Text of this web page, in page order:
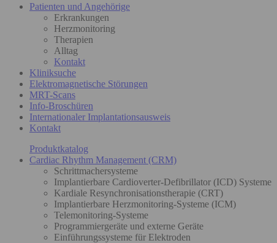
Patienten und Angehörige
Erkrankungen
Herzmonitoring
Therapien
Alltag
Kontakt
Kliniksuche
Elektromagnetische Störungen
MRT-Scans
Info-Broschüren
Internationaler Implantationsausweis
Kontakt
Produktkatalog
Cardiac Rhythm Management (CRM)
Schrittmachersysteme
Implantierbare Cardioverter-Defibrillator (ICD) Systeme
Kardiale Resynchronisationstherapie (CRT)
Implantierbare Herzmonitoring-Systeme (ICM)
Telemonitoring-Systeme
Programmiergeräte und externe Geräte
Einführungssysteme für Elektroden